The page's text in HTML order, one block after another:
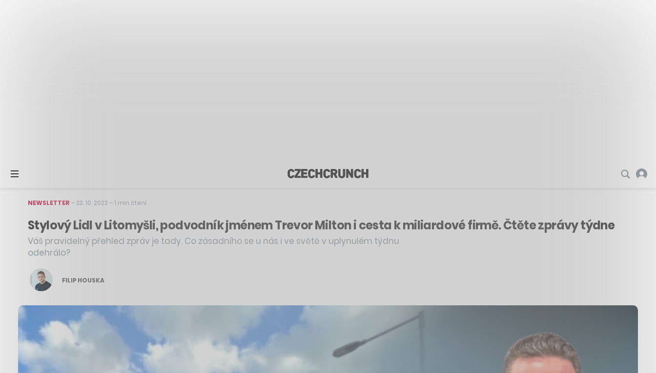
NEWSLETTER – 23. 10. 2022 –1 min čtení
Stylový Lidl v Litomyšli, podvodník jménem Trevor Milton i cesta k miliardové firmě. Čtěte zprávy týdne
Váš pravidelný přehled zpráv je tady. Co zásadního se u nás i ve světě v uplynulém týdnu
odehrálo?
FILIP HOUSKA